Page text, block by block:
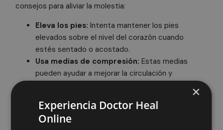
consejos para aliviar la molestia:
Eleva los pies: Intenta mantener los pies
elevados sobre el nivel del corazón cuando
estés sentado o acostado.
Usa medias de compresión: Estas medias
pueden ayudar a mejorar la circulación y
sal puede hacer que el cuerpo retenga
líquidos. Sin embargo, bajo ningún motivo se
×
Experiencia Doctor Heal
Online